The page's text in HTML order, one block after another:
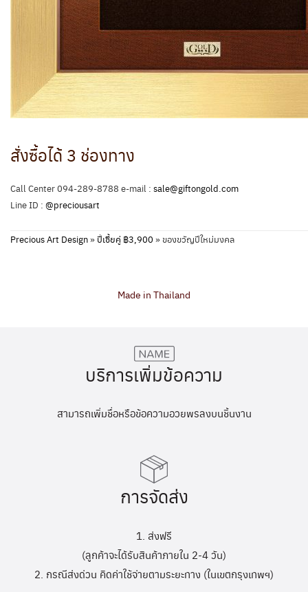
สั่งซื้อได้ 3 ช่องทาง
Call Center 094-289-8788 e-mail : sale@giftongold.com
Line ID : @preciousart
Precious Art Design»ปี่เซี้ยคู่ ฿3,900 »ของขวัญปีใหม่มงคล
Made in Thailand
บริการเพิ่มข้อความ
สามารถเพิ่มชื่อหรือข้อความอวยพรลงบนชิ้นงาน
การจัดส่ง
1. ส่งฟรี
(ลูกค้าจะได้รับสินค้าภายใน 2-4 วัน)
2. กรณีส่งด่วน คิดค่าใช้จ่ายตามระยะทาง (ในเขตกรุงเทพฯ)